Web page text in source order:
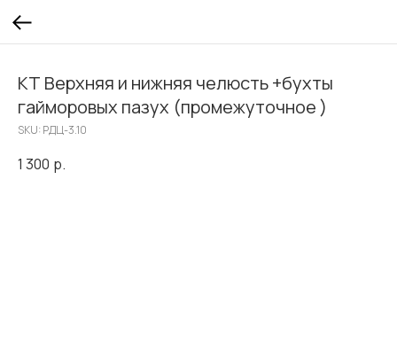
КТ Верхняя и нижняя челюсть +бухты
гайморовых пазух (промежуточное )
SKU: РДЦ-3.10
1 300 р.